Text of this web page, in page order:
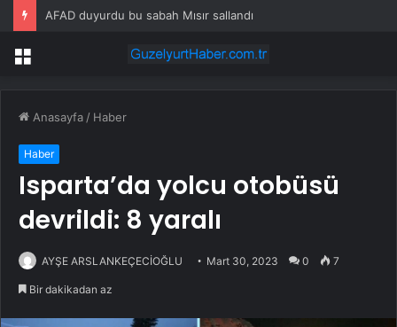
AFAD duyurdu bu sabah Mısır sallandı
Menü
Anasayfa / Haber
Haber
Isparta’da yolcu otobüsü
devrildi: 8 yaralı
AYŞE ARSLANKEÇECİOĞLU Mart 30, 2023 0 7
Bir dakikadan az